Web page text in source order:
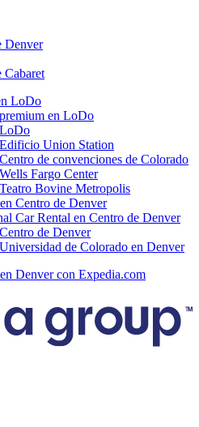
Denver
Cabaret
LoDo
en LoDo
LoDo
Union Station
de convenciones de Colorado
Fargo Center
Bovine Metropolis
Centro de Denver
Car Rental en Centro de Denver
de Denver
de Colorado en Denver
Denver con Expedia.com